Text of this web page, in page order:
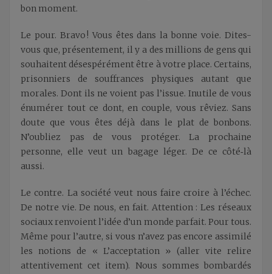
bon moment.
Le pour. Bravo ! Vous êtes dans la bonne voie. Dites-
vous que, présentement, il y a des millions de gens qui
souhaitent désespérément être à votre place. Certains,
prisonniers de souffrances physiques autant que
morales. Dont ils ne voient pas l’issue. Inutile de vous
énumérer tout ce dont, en couple, vous rêviez. Sans
doute que vous êtes déjà dans le plat de bonbons.
N’oubliez pas de vous protéger. La prochaine
personne, elle veut un bagage léger. De ce côté‑là
aussi.
Le contre. La société veut nous faire croire à l’échec.
De notre vie. De nous, en fait. Attention : Les réseaux
sociaux renvoient l’idée d’un monde parfait. Pour tous.
Même pour l’autre, si vous n’avez pas encore assimilé
les notions de « L’acceptation » (aller vite relire
attentivement cet item). Nous sommes bombardés